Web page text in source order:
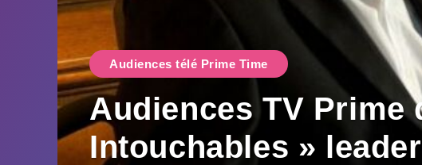
Audiences télé Prime Time
Audiences TV Prime
Intouchables » leader